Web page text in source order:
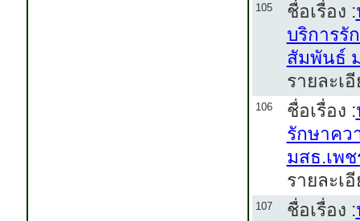
105 ชื่อเรื่อง :
บริการรั
สัมพันธ์
รายละเ
106 ชื่อเรื่อง :
รักษาค
มสธ.เพ
รายละเ
107 ชื่อเรื่อง :